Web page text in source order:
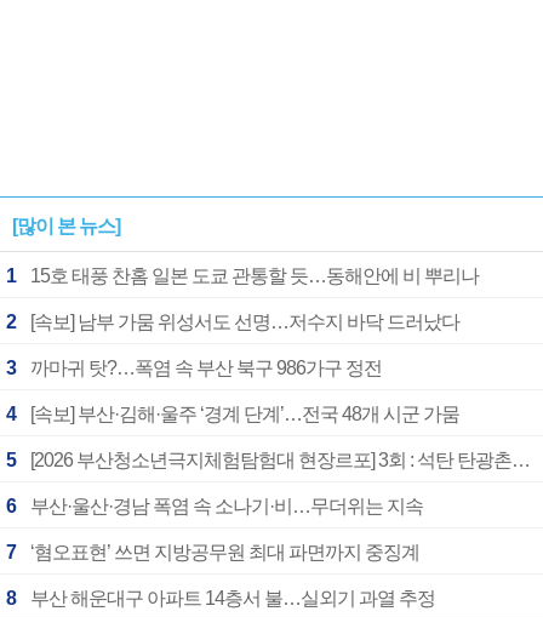
[많이 본 뉴스]
1 15호 태풍 찬홈 일본 도쿄 관통할 듯…동해안에 비 뿌리나
2 [속보] 남부 가뭄 위성서도 선명…저수지 바닥 드러났다
3 까마귀 탓?…폭염 속 부산 북구 986가구 정전
4 [속보] 부산·김해·울주 ‘경계 단계’…전국 48개 시군 가뭄
5 [2026 부산청소년극지체험탐험대 현장르포] 3회 : 석탄 탄광촌에서 북극 연구의 중심지로
6 부산·울산·경남 폭염 속 소나기·비…무더위는 지속
7 ‘혐오표현’ 쓰면 지방공무원 최대 파면까지 중징계
8 부산 해운대구 아파트 14층서 불…실외기 과열 추정